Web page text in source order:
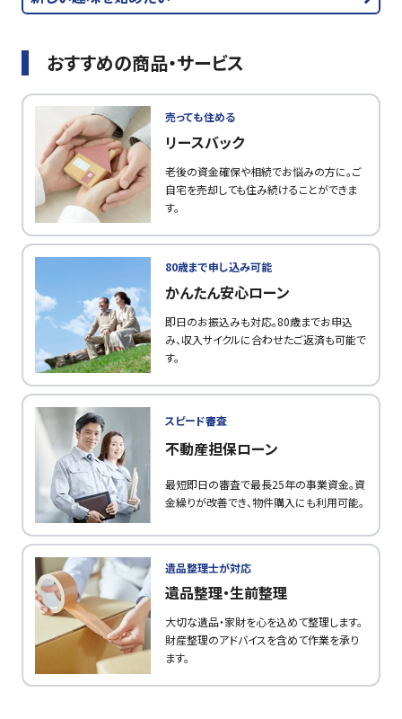
おすすめの商品・サービス
売っても住める
リースバック
老後の資金確保や相続でお悩みの方に。ご
自宅を売却しても住み続けることができま
す。
80歳まで申し込み可能
かんたん安心ローン
即日のお振込みも対応。80歳までお申込
み、収入サイクルに合わせたご返済も可能で
す。
スピード審査
不動産担保ローン
最短即日の審査で最長25年の事業資金。資
金繰りが改善でき、物件購入にも利用可能。
遺品整理士が対応
遺品整理・生前整理
大切な遺品・家財を心を込めて整理します。
財産整理のアドバイスを含めて作業を承り
ます。